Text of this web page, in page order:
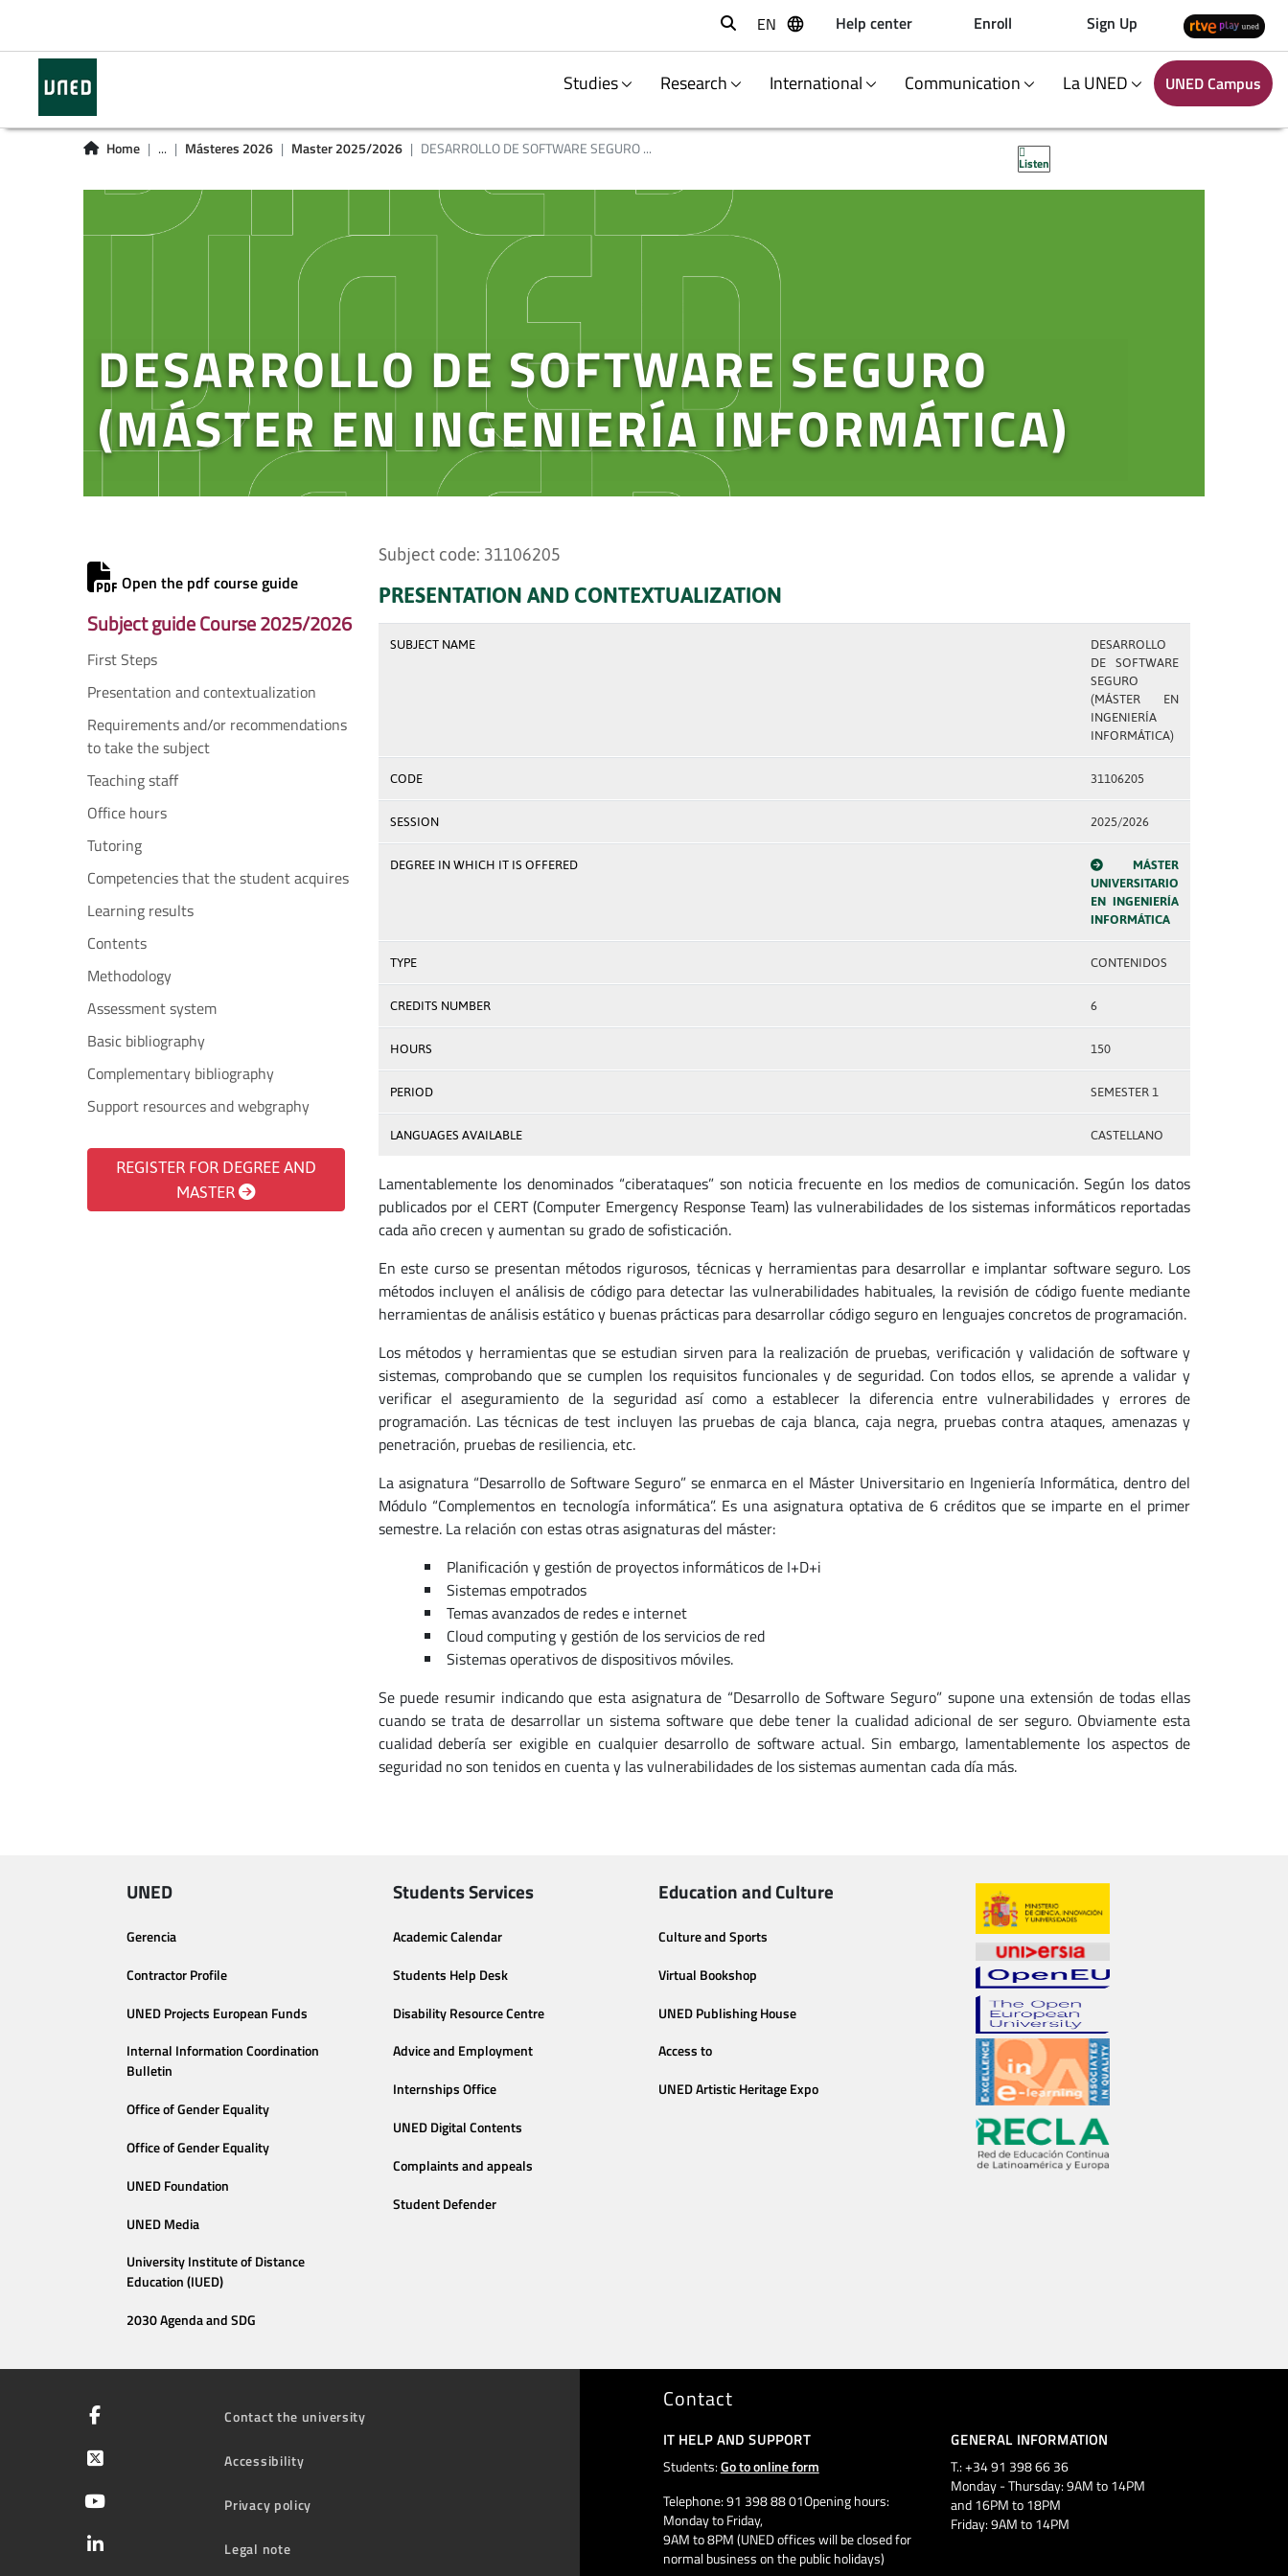
Buscar
EN Help center Enroll Sign Up
Studies Research International Communication La UNED UNED Campus
Home ... Másteres 2026 Master 2025/2026 DESARROLLO DE SOFTWARE SEGURO ...
Listen
DESARROLLO DE SOFTWARE SEGURO
(MÁSTER EN INGENIERÍA INFORMÁTICA)
Open the pdf course guide
Subject guide Course 2025/2026
First Steps
Presentation and contextualization
Requirements and/or recommendations
to take the subject
Teaching staff
Office hours
Tutoring
Competencies that the student acquires
Learning results
Contents
Methodology
Assessment system
Basic bibliography
Complementary bibliography
Support resources and webgraphy
REGISTER FOR DEGREE AND
MASTER
Subject code: 31106205
PRESENTATION AND CONTEXTUALIZATION
SUBJECT NAME
DESARROLLO
DE SOFTWARE
SEGURO
(MÁSTER EN
INGENIERÍA
INFORMÁTICA)
CODE 31106205
SESSION 2025/2026
DEGREE IN WHICH IT IS OFFERED
MÁSTER
UNIVERSITARIO
EN INGENIERÍA
INFORMÁTICA
TYPE CONTENIDOS
CREDITS NUMBER 6
HOURS 150
PERIOD SEMESTER 1
LANGUAGES AVAILABLE CASTELLANO
Lamentablemente los denominados “ciberataques” son noticia frecuente en los medios de comunicación. Según los datos
publicados por el CERT (Computer Emergency Response Team) las vulnerabilidades de los sistemas informáticos reportadas
cada año crecen y aumentan su grado de sofisticación.
En este curso se presentan métodos rigurosos, técnicas y herramientas para desarrollar e implantar software seguro. Los
métodos incluyen el análisis de código para detectar las vulnerabilidades habituales, la revisión de código fuente mediante
herramientas de análisis estático y buenas prácticas para desarrollar código seguro en lenguajes concretos de programación.
Los métodos y herramientas que se estudian sirven para la realización de pruebas, verificación y validación de software y
sistemas, comprobando que se cumplen los requisitos funcionales y de seguridad. Con todos ellos, se aprende a validar y
verificar el aseguramiento de la seguridad así como a establecer la diferencia entre vulnerabilidades y errores de
programación. Las técnicas de test incluyen las pruebas de caja blanca, caja negra, pruebas contra ataques, amenazas y
penetración, pruebas de resiliencia, etc.
La asignatura “Desarrollo de Software Seguro” se enmarca en el Máster Universitario en Ingeniería Informática, dentro del
Módulo “Complementos en tecnología informática”. Es una asignatura optativa de 6 créditos que se imparte en el primer
semestre. La relación con estas otras asignaturas del máster:
Planificación y gestión de proyectos informáticos de I+D+i
Sistemas empotrados
Temas avanzados de redes e internet
Cloud computing y gestión de los servicios de red
Sistemas operativos de dispositivos móviles.
Se puede resumir indicando que esta asignatura de “Desarrollo de Software Seguro” supone una extensión de todas ellas
cuando se trata de desarrollar un sistema software que debe tener la cualidad adicional de ser seguro. Obviamente esta
cualidad debería ser exigible en cualquier desarrollo de software actual. Sin embargo, lamentablemente los aspectos de
seguridad no son tenidos en cuenta y las vulnerabilidades de los sistemas aumentan cada día más.
UNED
Gerencia
Contractor Profile
UNED Projects European Funds
Internal Information Coordination
Bulletin
Office of Gender Equality
Office of Gender Equality
UNED Foundation
UNED Media
University Institute of Distance
Education (IUED)
2030 Agenda and SDG
Students Services
Academic Calendar
Students Help Desk
Disability Resource Centre
Advice and Employment
Internships Office
UNED Digital Contents
Complaints and appeals
Student Defender
Education and Culture
Culture and Sports
Virtual Bookshop
UNED Publishing House
Access to
UNED Artistic Heritage Expo
Contact the university
Accessibility
Privacy policy
Legal note
Contact
IT HELP AND SUPPORT
Students:Go to online form
Telephone: 91 398 88 01Opening hours:
Monday to Friday,
9AM to 8PM (UNED offices will be closed for
normal business on the public holidays)
GENERAL INFORMATION
T.: +34 91 398 66 36
Monday - Thursday: 9AM to 14PM
and 16PM to 18PM
Friday: 9AM to 14PM